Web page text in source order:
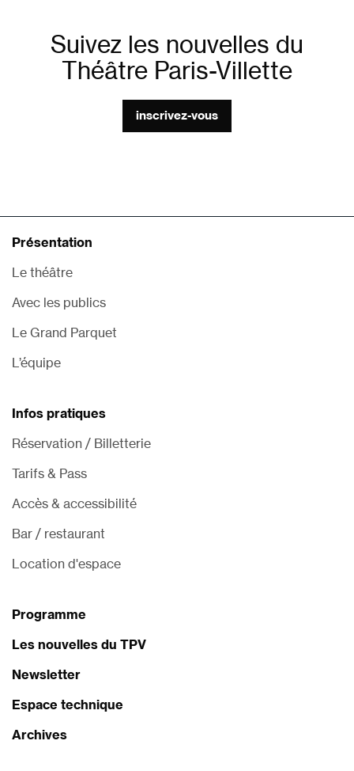
Suivez les nouvelles du
Théâtre Paris-Villette
inscrivez-vous
Présentation
Le théâtre
Avec les publics
Le Grand Parquet
L’équipe
Infos pratiques
Réservation / Billetterie
Tarifs & Pass
Accès & accessibilité
Bar / restaurant
Location d'espace
Programme
Les nouvelles du TPV
Newsletter
Espace technique
Archives